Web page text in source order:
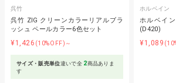
呉竹
呉竹 ZIG クリーンカラーリアルブラ
ッシュ ペールカラー6色セット
¥1,426 (10%OFF)～
サイズ・販売単位違いで全 2商品ありま
す
ホルベイン
ホルベイ
(D420)
¥1,089